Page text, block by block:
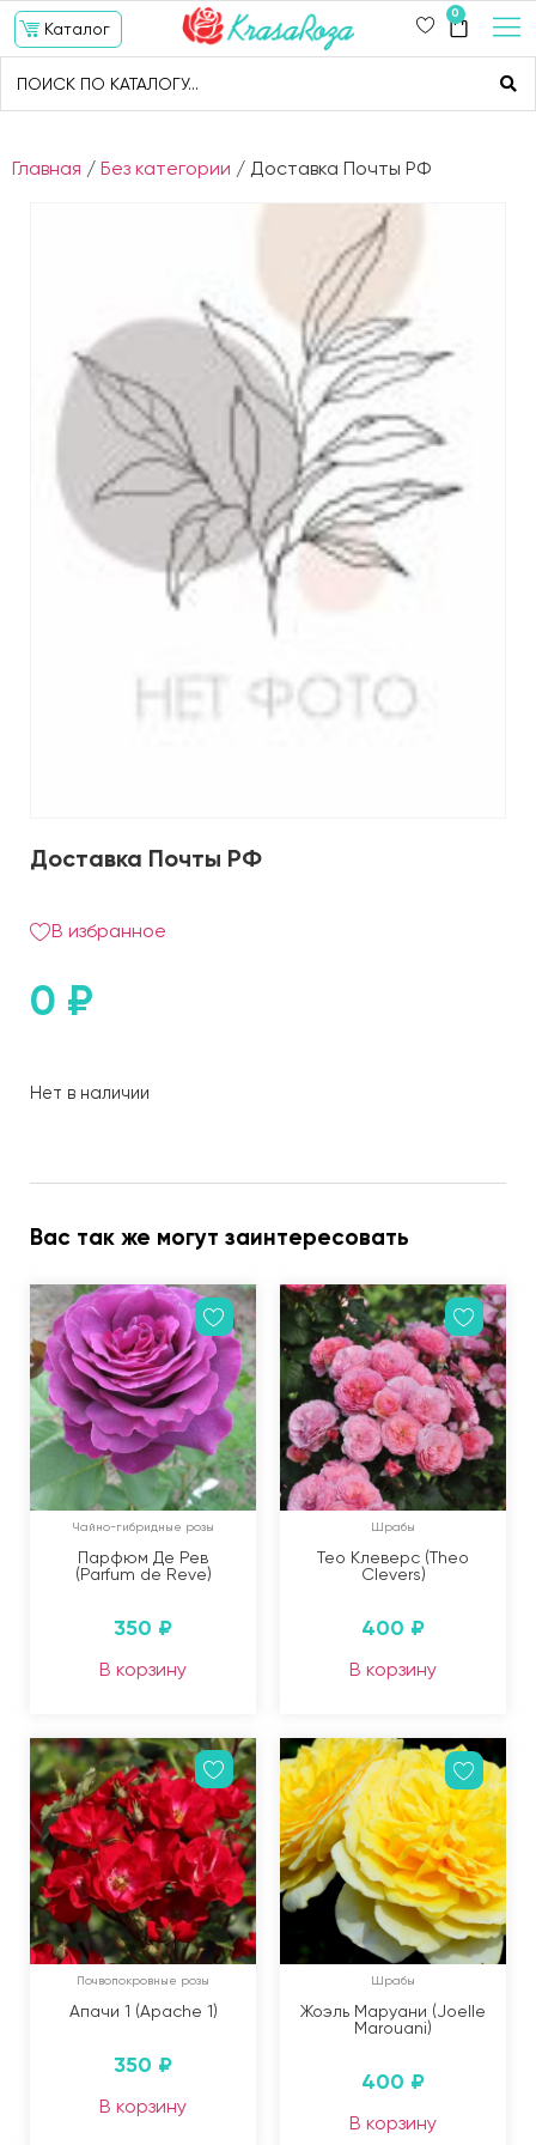
Каталог
0
Главная / Без категории / Доставка Почты РФ
Доставка Почты РФ
В избранное
0 ₽
Нет в наличии
Вас так же могут заинтересовать
Чайно-гибридные розы
Парфюм Де Рев
(Parfum de Reve)
350 ₽
В корзину
Шрабы
Тео Клеверс (Theo
Clevers)
400 ₽
В корзину
Почвопокровные розы
Апачи 1 (Apache 1)
350 ₽
В корзину
Шрабы
Жоэль Маруани (Joelle
Marouani)
400 ₽
В корзину